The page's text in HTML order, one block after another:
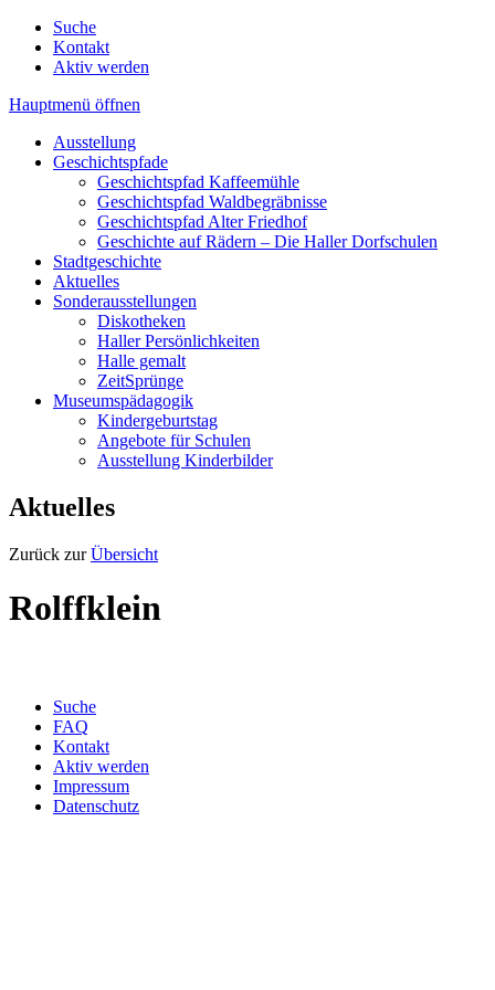
Suche
Kontakt
Aktiv werden
Hauptmenü öffnen
Ausstellung
Geschichtspfade
Geschichtspfad Kaffeemühle
Geschichtspfad Waldbegräbnisse
Geschichtspfad Alter Friedhof
Geschichte auf Rädern – Die Haller Dorfschulen
Stadtgeschichte
Aktuelles
Sonderausstellungen
Diskotheken
Haller Persönlichkeiten
Halle gemalt
ZeitSprünge
Museumspädagogik
Kindergeburtstag
Angebote für Schulen
Ausstellung Kinderbilder
Aktuelles
Zurück zurÜbersicht
Rolffklein
Suche
FAQ
Kontakt
Aktiv werden
Impressum
Datenschutz